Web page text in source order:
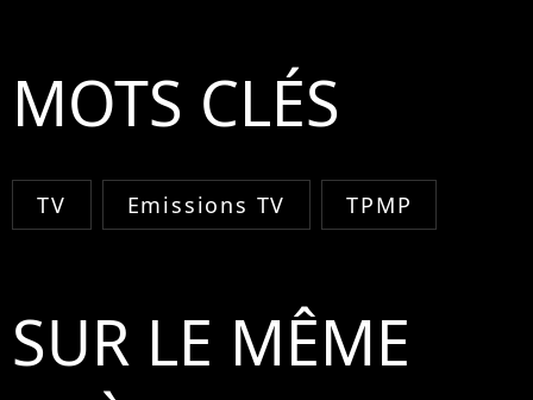
MOTS CLÉS
TV Emissions TV TPMP
SUR LE MÊME